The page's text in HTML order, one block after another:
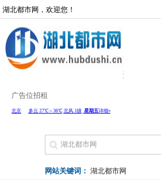
湖北都市网，欢迎您！
广告位招租
网站关键词： 湖北都市网